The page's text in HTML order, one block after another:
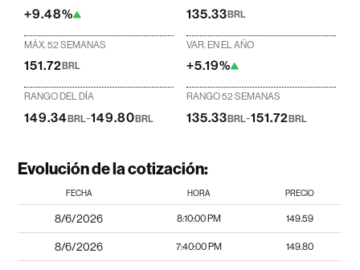
+9.48% 135.33BRL
MÁX. 52 SEMANAS
151.72BRL
VAR. EN EL AÑO
+5.19%
RANGO DEL DÍA
149.34BRL-149.80BRL
RANGO 52 SEMANAS
135.33 BRL-151.72 BRL
Evolución de la cotización:
FECHA HORA PRECIO
8/6/2026 8:10:00 PM 149.59
8/6/2026 7:40:00 PM 149.80